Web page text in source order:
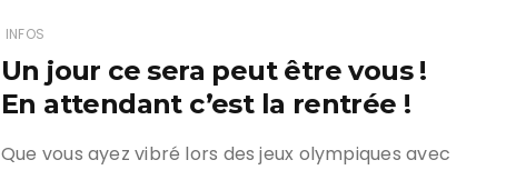
INFOS
Un jour ce sera peut être vous !
En attendant c’est la rentrée !
Que vous ayez vibré lors des jeux olympiques avec